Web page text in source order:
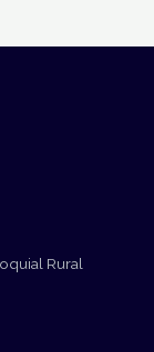
Rural